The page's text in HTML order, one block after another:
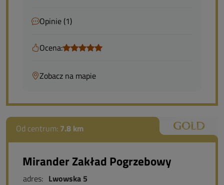
Opinie (1)
Ocena:
Zobacz na mapie
Od centrum: 7.8 km
Mirander Zakład Pogrzebowy
adres: Lwowska 5